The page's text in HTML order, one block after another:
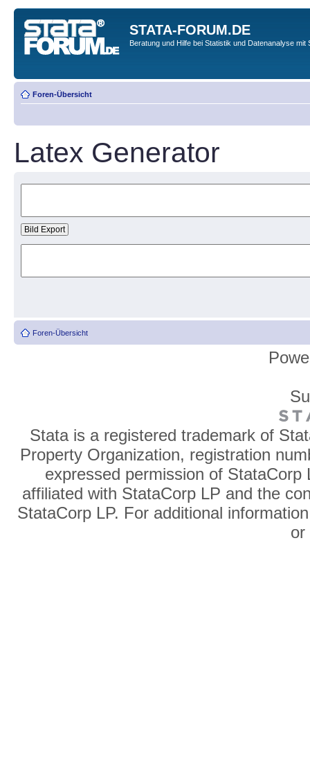
STATA-FORUM.DE
Beratung und Hilfe bei Statistik und Datenanalyse mit
Foren-Übersicht
Latex Generator
Foren-Übersicht
Stata is a registered trademark of
Property Organization, registration
expressed permission of
affiliated with StataCorp LP and the
StataCorp LP. For additional
or